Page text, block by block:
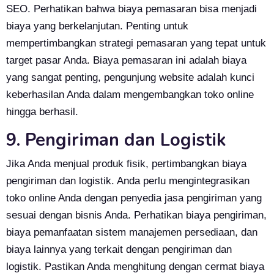
SEO. Perhatikan bahwa biaya pemasaran bisa menjadi
biaya yang berkelanjutan. Penting untuk
mempertimbangkan strategi pemasaran yang tepat untuk
target pasar Anda. Biaya pemasaran ini adalah biaya
yang sangat penting, pengunjung website adalah kunci
keberhasilan Anda dalam mengembangkan toko online
hingga berhasil.
9. Pengiriman dan Logistik
Jika Anda menjual produk fisik, pertimbangkan biaya
pengiriman dan logistik. Anda perlu mengintegrasikan
toko online Anda dengan penyedia jasa pengiriman yang
sesuai dengan bisnis Anda. Perhatikan biaya pengiriman,
biaya pemanfaatan sistem manajemen persediaan, dan
biaya lainnya yang terkait dengan pengiriman dan
logistik. Pastikan Anda menghitung dengan cermat biaya